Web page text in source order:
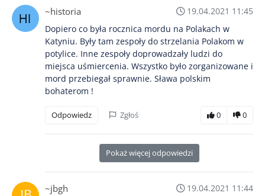
~historia
19.04.2021 11:45
Dopiero co była rocznica mordu na Polakach w
Katyniu. Były tam zespoły do strzelania Polakom w
potylice. Inne zespoły doprowadzały ludzi do
miejsca uśmiercenia. Wszystko było zorganizowane i
mord przebiegał sprawnie. Sława polskim
bohaterom !
Odpowiedz Zgłoś 0 0
Pokaż więcej odpowiedzi
~jbgh
19.04.2021 11:44